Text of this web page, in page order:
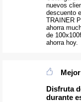
nuevos
descuento
TRAINER
ahorra
de
ahorra hoy.
Disfruta
durante